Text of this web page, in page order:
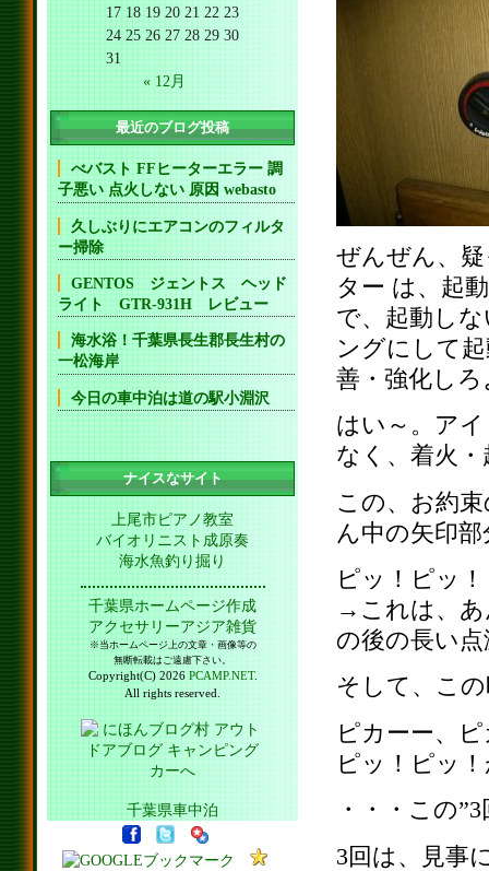
ぜんぜん、
ター は、起
で、起動し
ングにして
善・強化し
はい～。ア
なく、着火・
この、お約
ん中の矢印
ピッ！ピッ
→これは、あ
の後の長い
そして、こ
ピカーー、
ピッ！ピッ
・・・この
3回は、見事
17 18 19 20 21 22 23
24 25 26 27 28 29 30
31
« 12月
最近のブログ投稿
べバスト FFヒーターエラー 調
子悪い 点火しない 原因 webasto
久しぶりにエアコンのフィルタ
ー掃除
GENTOS ジェントス ヘッド
ライト GTR-931H レビュー
海水浴！千葉県長生郡長生村の
一松海岸
今日の車中泊は道の駅小淵沢
ナイスなサイト
上尾市ピアノ教室
バイオリニスト成原奏
海水魚釣り掘り
千葉県ホームページ作成
アクセサリーアジア雑貨
※当ホームページ上の文章・画像等の
無断転載はご遠慮下さい。
Copyright(C) 2026 PCAMP.NET.
All rights reserved.
千葉県車中泊